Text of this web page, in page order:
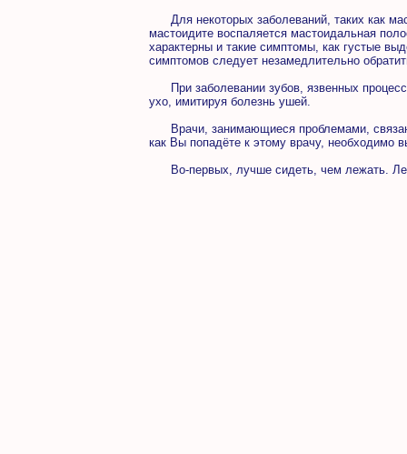
Для некоторых заболеваний, таких как
мастоидите воспаляется мастоидальная
характерны и такие симптомы, как густые
симптомов следует незамедлительно
При заболевании зубов, язвенных
ухо, имитируя болезнь ушей.
Врачи, занимающиеся проблемами,
как Вы попадёте к этому врачу, необходимо
Во-первых, лучше сидеть, чем лежать.